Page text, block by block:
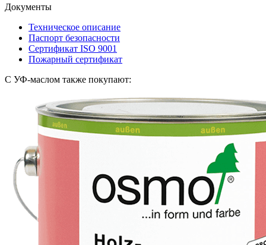
Документы
Техническое описание
Паспорт безопасности
Сертификат ISO 9001
Пожарный сертификат
С УФ-маслом также покупают: